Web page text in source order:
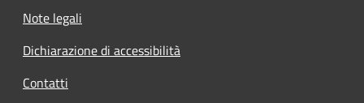
Note legali
Dichiarazione di accessibilità
Contatti